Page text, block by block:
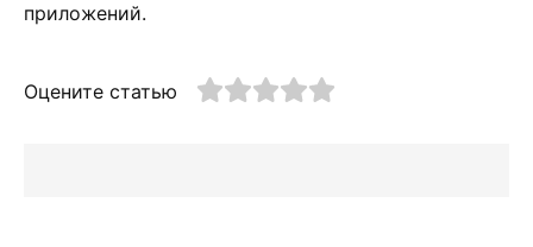
приложений.
Оцените статью